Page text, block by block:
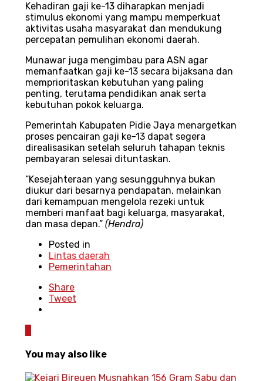
Kehadiran gaji ke-13 diharapkan menjadi
stimulus ekonomi yang mampu memperkuat
aktivitas usaha masyarakat dan mendukung
percepatan pemulihan ekonomi daerah.
Munawar juga mengimbau para ASN agar
memanfaatkan gaji ke-13 secara bijaksana dan
memprioritaskan kebutuhan yang paling
penting, terutama pendidikan anak serta
kebutuhan pokok keluarga.
Pemerintah Kabupaten Pidie Jaya menargetkan
proses pencairan gaji ke-13 dapat segera
direalisasikan setelah seluruh tahapan teknis
pembayaran selesai dituntaskan.
“Kesejahteraan yang sesungguhnya bukan
diukur dari besarnya pendapatan, melainkan
dari kemampuan mengelola rezeki untuk
memberi manfaat bagi keluarga, masyarakat,
dan masa depan.” (Hendra)
Posted in
Lintas daerah
Pemerintahan
Share
Tweet
You may also like